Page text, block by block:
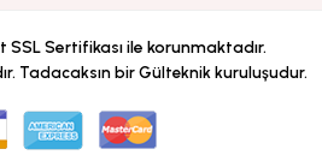
Sertifikası ile korunmaktadır.
Tadacaksın bir Gülteknik kuruluşudur.